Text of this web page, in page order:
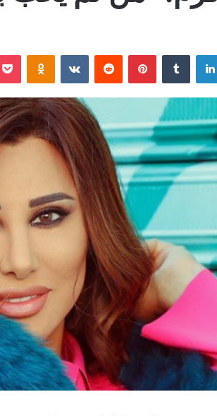
لينكدإن بينتيريست